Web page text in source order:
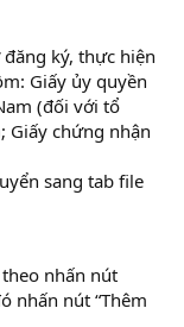
ký, thực hiện
Giấy ủy quyền
(đối với tổ
Giấy chứng nhận
sang tab file
nhấn nút
nhấn nút “Thêm